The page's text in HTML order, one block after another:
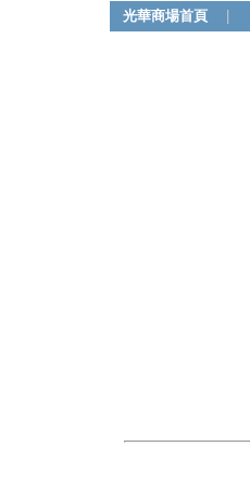
光華商場首頁